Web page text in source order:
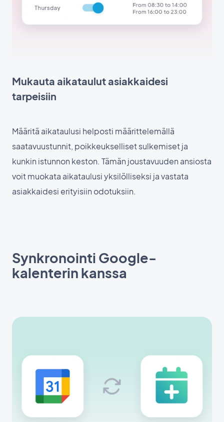
Mukauta aikataulut asiakkaidesi
tarpeisiin
Määritä aikataulusi helposti määrittelemällä
saatavuustunnit, poikkeukselliset sulkemiset ja
kunkin istunnon keston. Tämän joustavuuden ansiosta
voit muokata aikataulusi yksilölliseksi ja vastata
asiakkaidesi erityisiin odotuksiin.
Synkronointi Google-
kalenterin kanssa